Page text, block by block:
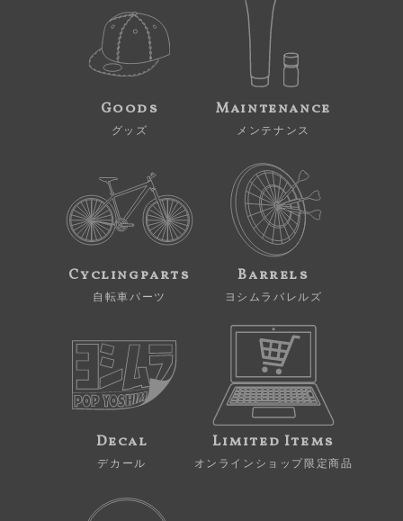
Goods
グッズ
Maintenance
メンテナンス
Cyclingparts
自転車パーツ
Barrels
ヨシムラバレルズ
Decal
デカール
Limited Items
オンラインショップ限定商品